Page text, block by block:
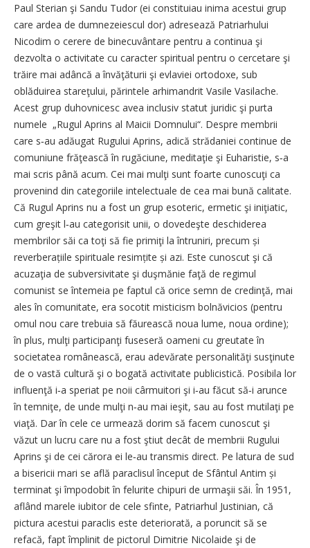
Paul Sterian şi Sandu Tudor (ei constituiau inima acestui grup
care ardea de dumnezeiescul dor) adresează Patriarhului
Nicodim o cerere de binecuvântare pentru a continua şi
dezvolta o activitate cu caracter spiritual pentru o cercetare şi
trăire mai adâncă a învăţăturii şi evlaviei ortodoxe, sub
oblăduirea stareţului, părintele arhimandrit Vasile Vasilache.
Acest grup duhovnicesc avea inclusiv statut juridic şi purta
numele „Rugul Aprins al Maicii Domnului“. Despre membrii
care s‑au adăugat Rugului Aprins, adică strădaniei continue de
comuniune frăţească în rugăciune, meditaţie şi Euharistie, s‑a
mai scris până acum. Cei mai mulţi sunt foarte cunoscuţi ca
provenind din categoriile intelectuale de cea mai bună calitate.
Că Rugul Aprins nu a fost un grup esoteric, ermetic şi iniţiatic,
cum greşit l‑au categorisit unii, o dovedeşte deschiderea
membrilor săi ca toţi să fie primiţi la întruniri, precum și
reverberațiile spirituale resim­țite și azi. Este cunoscut şi că
acuzaţia de subversivitate şi duşmănie faţă de regimul
comunist se întemeia pe faptul că orice semn de credinţă, mai
ales în comunitate, era socotit misticism bolnăvicios (pentru
omul nou care trebuia să făurească noua lume, noua ordine);
în plus, mulţi participanţi fuseseră oameni cu greutate în
societatea românească, erau adevărate personalităţi susţinute
de o vastă cultură şi o bogată activitate publicistică. Posibila lor
influenţă i‑a speriat pe noii cârmuitori şi i‑au făcut să‑i arunce
în temniţe, de unde mulţi n‑au mai ieşit, sau au fost mutilaţi pe
viaţă. Dar în cele ce urmează dorim să facem cunoscut şi
văzut un lucru care nu a fost ştiut decât de membrii Rugului
Aprins şi de cei cărora ei le‑au transmis direct. Pe latura de sud
a bisericii mari se află paraclisul început de Sfântul Antim și
terminat şi împodobit în felurite chipuri de urmaşii săi. În 1951,
aflând marele iubitor de cele sfinte, Patriarhul Justinian, că
pictura acestui paraclis este deteriorată, a poruncit să se
refacă, fapt împlinit de pictorul Dimitrie Nicolaide şi de